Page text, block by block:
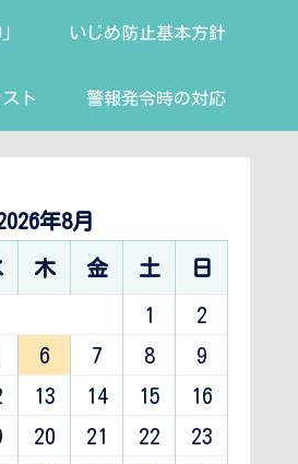
いじめ防止基本方針
ト 警報発令時の対応
年8月
木 金 土 日
1
2
6 7 8
9
13 14 15
16
20 21 22
23